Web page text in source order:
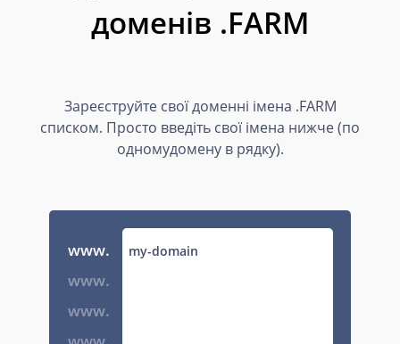
доменів .FARM
Зареєструйте свої доменні імена .FARM
списком. Просто введіть свої імена нижче (по
одномудомену в рядку).
www.
www.
www.